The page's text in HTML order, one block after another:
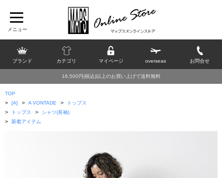
ブランド カテゴリ マイページ overseas お問合せ
16,500円(税込)以上のお買い上げで送料無料
TOP
> [A] > A VONTADE > トップス
> トップス > シャツ(長袖)
> 新着アイテム